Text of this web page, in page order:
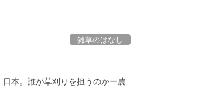
雑草のはなし
本。誰が草刈りを担うのかー農